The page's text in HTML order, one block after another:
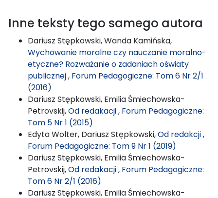
Inne teksty tego samego autora
Dariusz Stępkowski, Wanda Kamińska,
Wychowanie moralne czy nauczanie moralno-
etyczne? Rozważanie o zadaniach oświaty
publicznej, Forum Pedagogiczne: Tom 6 Nr 2/1
(2016)
Dariusz Stępkowski, Emilia Śmiechowska-
Petrovskij,Od redakacji, Forum Pedagogiczne:
Tom 5 Nr 1 (2015)
Edyta Wolter, Dariusz Stępkowski,Od redakcji,
Forum Pedagogiczne: Tom 9 Nr 1 (2019)
Dariusz Stępkowski, Emilia Śmiechowska-
Petrovskij,Od redakacji, Forum Pedagogiczne:
Tom 6 Nr 2/1 (2016)
Dariusz Stępkowski, Emilia Śmiechowska-